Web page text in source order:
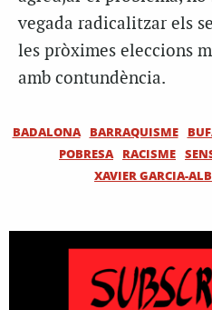
vegada radicalitzar els
les pròximes eleccions
amb contundència.
BADALONA BARRAQUISME
POBRESA
RACISME
XAVIER GARCIA-